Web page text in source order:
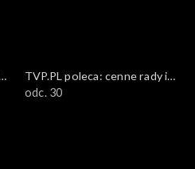
TVP.PL poleca: cenne rady i
ciekawostki
odc. 30